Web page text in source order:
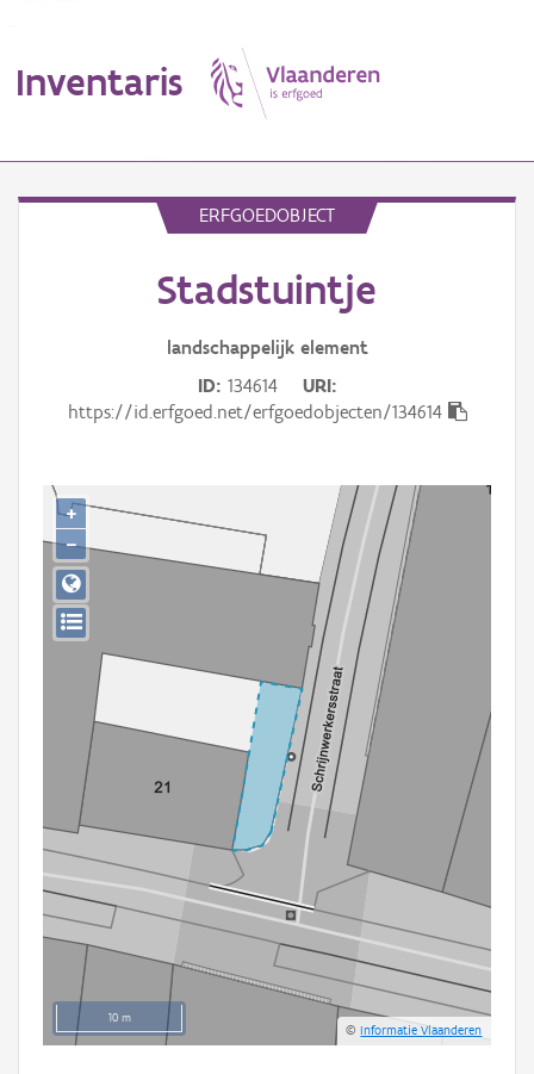
Inventaris
Gebeurtenis
Persoon of collectief
Downloads
Aanmelden
ERFGOEDOBJECT
Stadstuintje
landschappelijk element
ID 134614
URI
https://id.erfgoed.net/erfgoedobjecten/134614
10 m
©Informatie Vlaanderen
+
−